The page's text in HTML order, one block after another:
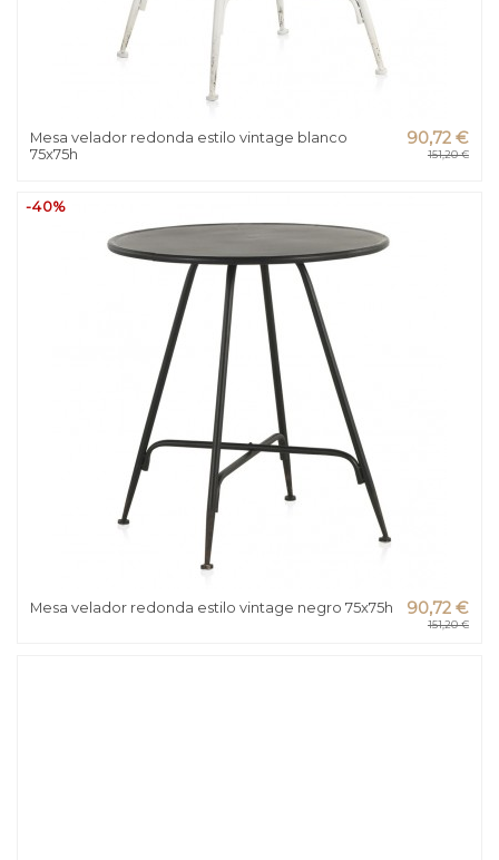
Mesa velador redonda estilo vintage blanco
75x75h
90,72 €
151,20 €
-40%
Mesa velador redonda estilo vintage negro 75x75h 90,72 €
151,20 €